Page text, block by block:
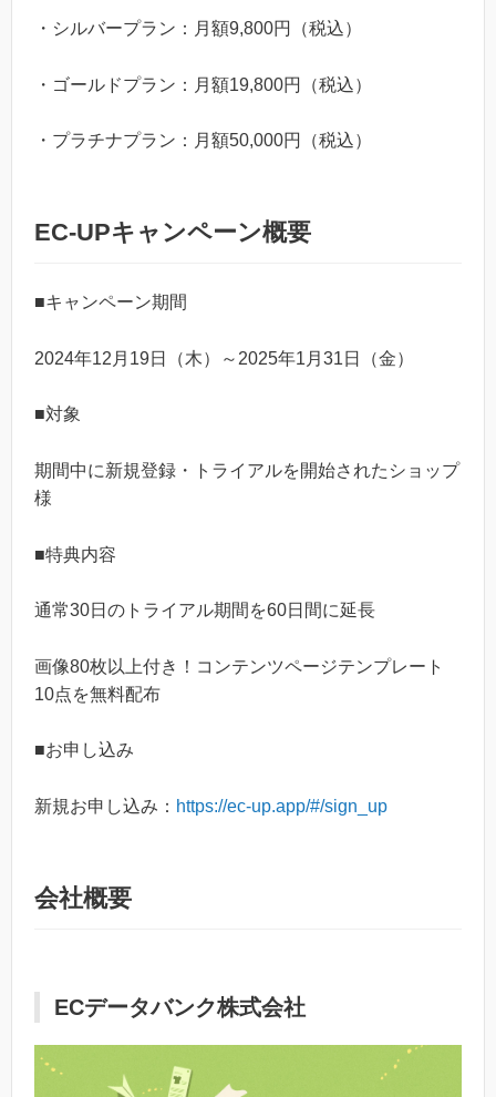
・シルバープラン：月額9,800円（税込）
・ゴールドプラン：月額19,800円（税込）
・プラチナプラン：月額50,000円（税込）
EC-UPキャンペーン概要
■キャンペーン期間
2024年12月19日（木）～2025年1月31日（金）
■対象
期間中に新規登録・トライアルを開始されたショップ
様
■特典内容
通常30日のトライアル期間を60日間に延長
画像80枚以上付き！コンテンツページテンプレート
10点を無料配布
■お申し込み
新規お申し込み： https://ec-up.app/#/sign_up
会社概要
ECデータバンク株式会社